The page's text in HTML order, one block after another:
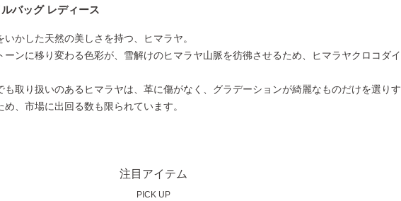
バッグ レディース
かした天然の美しさを持つ、ヒマラヤ。
ーンに移り変わる色彩が、雪解けのヒマラヤ山脈を彷彿させるため、ヒマラヤクロコダイ
も取り扱いのあるヒマラヤは、革に傷がなく、グラデーションが綺麗なものだけを選りす
め、市場に出回る数も限られています。
注目アイテム
PICK UP